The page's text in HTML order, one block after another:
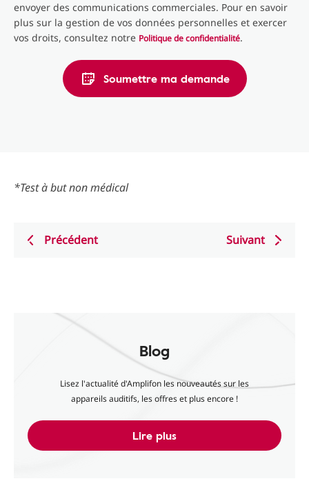
envoyer des communications commerciales. Pour en savoir
plus sur la gestion de vos données personnelles et exercer
vos droits, consultez notre Politique de confidentialité.
Soumettre ma demande
*Test à but non médical
Précédent Suivant
Blog
Lisez l'actualité d'Amplifon les nouveautés sur les
appareils auditifs, les offres et plus encore !
Lire plus